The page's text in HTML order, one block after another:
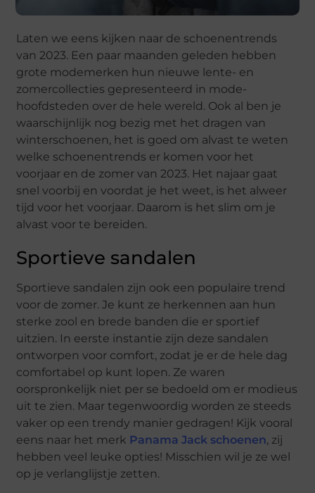
Laten we eens kijken naar de schoenentrends
van 2023. Een paar maanden geleden hebben
grote modemerken hun nieuwe lente- en
zomercollecties gepresenteerd in mode-
hoofdsteden over de hele wereld. Ook al ben je
waarschijnlijk nog bezig met het dragen van
winterschoenen, het is goed om alvast te weten
welke schoenentrends er komen voor het
voorjaar en de zomer van 2023. Het najaar gaat
snel voorbij en voordat je het weet, is het alweer
tijd voor het voorjaar. Daarom is het slim om je
alvast voor te bereiden.
Sportieve sandalen
Sportieve sandalen zijn ook een populaire trend
voor de zomer. Je kunt ze herkennen aan hun
sterke zool en brede banden die er sportief
uitzien. In eerste instantie zijn deze sandalen
ontworpen voor comfort, zodat je er de hele dag
comfortabel op kunt lopen. Ze waren
oorspronkelijk niet per se bedoeld om er modieus
uit te zien. Maar tegenwoordig worden ze steeds
vaker op een trendy manier gedragen! Kijk vooral
eens naar het merk Panama Jack schoenen, zij
hebben veel leuke opties! Misschien wil je ze wel
op je verlanglijstje zetten.